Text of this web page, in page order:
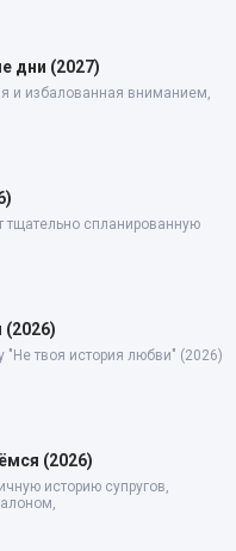
дни (2027)
и избалованная вниманием,
тщательно спланированную
(2026)
"Не твоя история любви" (2026)
(2026)
историю супругов,